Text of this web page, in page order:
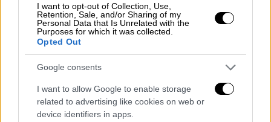
I want to opt-out of Collection, Use,
Retention, Sale, and/or Sharing of my
Personal Data that Is Unrelated with the
Purposes for which it was collected.
Opted Out
Google consents
I want to allow Google to enable storage
related to advertising like cookies on web or
device identifiers in apps.